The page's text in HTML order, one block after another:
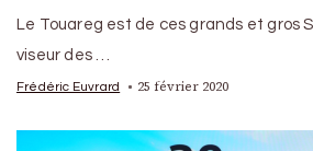
Le Touareg est de ces grands et gros
viseur des …
Frédéric Euvrard 25 février 2020